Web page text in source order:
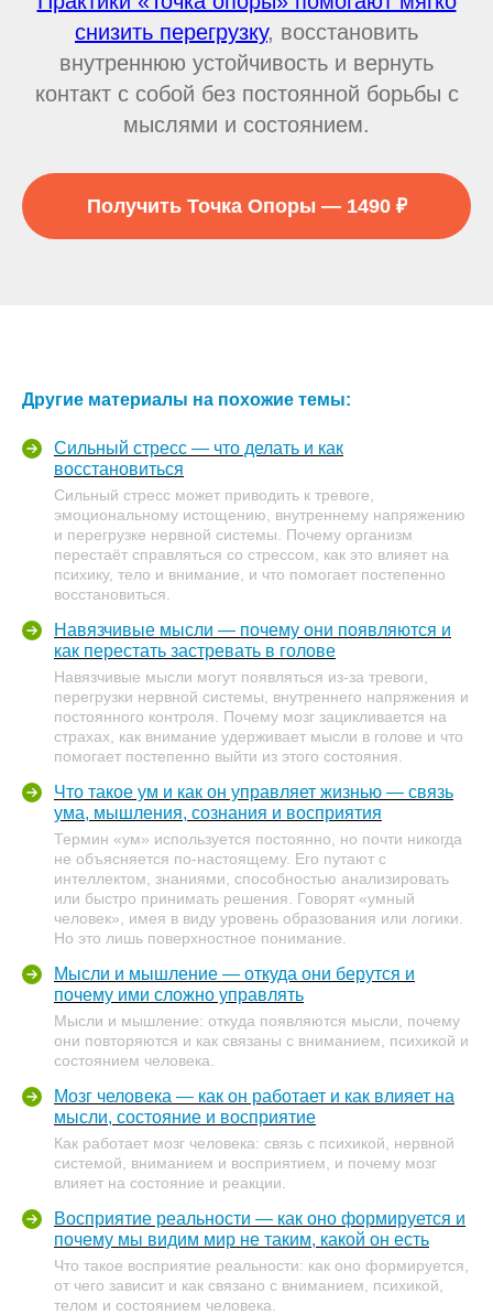
снизить перегрузку, восстановить
внутреннюю устойчивость и вернуть
контакт с собой без постоянной борьбы с
мыслями и состоянием.
Получить Точка Опоры — 1490 ₽
Другие материалы на похожие темы:
Сильный стресс — что делать и как
восстановиться
Сильный стресс может приводить к тревоге,
эмоциональному истощению, внутреннему напряжению
и перегрузке нервной системы. Почему организм
перестаёт справляться со стрессом, как это влияет на
психику, тело и внимание, и что помогает постепенно
восстановиться.
Навязчивые мысли — почему они появляются и
как перестать застревать в голове
Навязчивые мысли могут появляться из-за тревоги,
перегрузки нервной системы, внутреннего напряжения и
постоянного контроля. Почему мозг зацикливается на
страхах, как внимание удерживает мысли в голове и что
помогает постепенно выйти из этого состояния.
Что такое ум и как он управляет жизнью — связь
ума, мышления, сознания и восприятия
Термин «ум» используется постоянно, но почти никогда
не объясняется по-настоящему. Его путают с
интеллектом, знаниями, способностью анализировать
или быстро принимать решения. Говорят «умный
человек», имея в виду уровень образования или логики.
Но это лишь поверхностное понимание.
Мысли и мышление — откуда они берутся и
почему ими сложно управлять
Мысли и мышление: откуда появляются мысли, почему
они повторяются и как связаны с вниманием, психикой и
состоянием человека.
Мозг человека — как он работает и как влияет на
мысли, состояние и восприятие
Как работает мозг человека: связь с психикой, нервной
системой, вниманием и восприятием, и почему мозг
влияет на состояние и реакции.
Восприятие реальности — как оно формируется и
почему мы видим мир не таким, какой он есть
Что такое восприятие реальности: как оно формируется,
от чего зависит и как связано с вниманием, психикой,
телом и состоянием человека.